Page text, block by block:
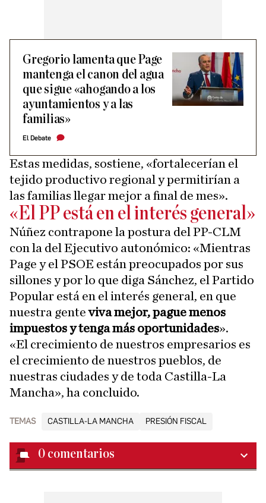
Gregorio lamenta que Page
mantenga el canon del agua
que sigue «ahogando a los
ayuntamientos y a las
familias»
El Debate
Estas medidas, sostiene, «fortalecerían el
tejido productivo regional y permitirían a
las familias llegar mejor a final de mes».
«El PP está en el interés general»
Núñez contrapone la postura del PP-CLM
con la del Ejecutivo autonómico: «Mientras
Page y el PSOE están preocupados por sus
sillones y por lo que diga Sánchez, el Partido
Popular está en el interés general, en que
nuestra genteviva mejor, pague menos
impuestos y tenga más oportunidades».
«El crecimiento de nuestros empresarios es
el crecimiento de nuestros pueblos, de
nuestras ciudades y de toda Castilla-La
Mancha», ha concluido.
TEMAS CASTILLA-LA MANCHA PRESIÓN FISCAL
0 comentarios